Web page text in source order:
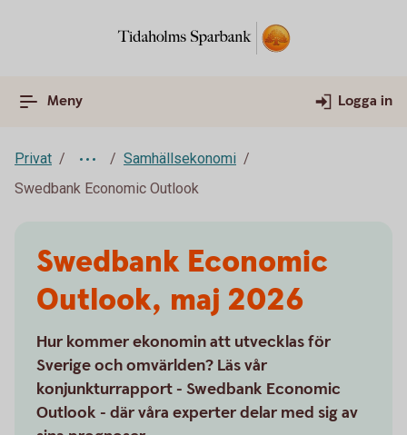
Meny Logga in
Privat
Samhällsekonomi
Swedbank Economic Outlook
Swedbank Economic
Outlook, maj 2026
Hur kommer ekonomin att utvecklas för
Sverige och omvärlden? Läs vår
konjunkturrapport - Swedbank Economic
Outlook - där våra experter delar med sig av